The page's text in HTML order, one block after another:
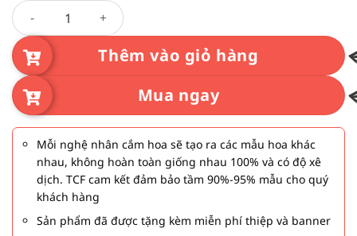
Hộp hoa 78 số lượng
Thêm vào giỏ hàng
Mua ngay
Mỗi nghệ nhân cắm hoa sẽ tạo ra các mẫu hoa khác
nhau, không hoàn toàn giống nhau 100% và có độ xê
dịch. TCF cam kết đảm bảo tầm 90%-95% mẫu cho quý
khách hàng
Sản phẩm đã được tặng kèm miễn phí thiệp và banner